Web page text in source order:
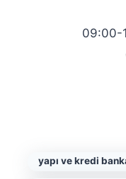
09:00-
yapı ve kredi